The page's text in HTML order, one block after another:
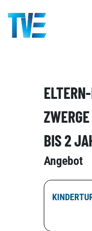
BIS 2
Angebot